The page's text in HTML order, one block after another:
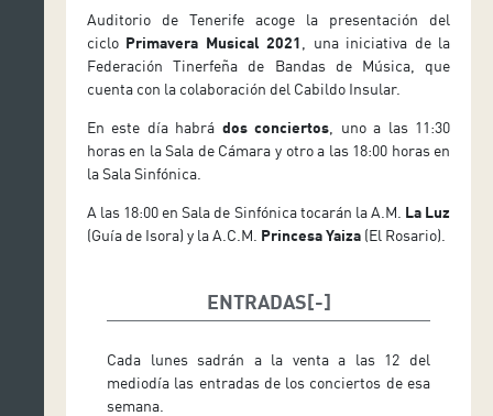
Auditorio de Tenerife acoge la presentación del
ciclo Primavera Musical 2021
, una iniciativa de la
Federación Tinerfeña de Bandas de Música, que
cuenta con la colaboración del Cabildo Insular.
En este día habrá dos conciertos , uno a las 11:30
horas en la Sala de Cámara y otro a las 18:00 horas en
la Sala Sinfónica.
A las 18:00 en Sala de Sinfónica tocarán la A.M. La Luz
(Guía de Isora) y la A.C.M. Princesa Yaiza(El Rosario).
ENTRADAS
Cada lunes sadrán a la venta a las 12 del
mediodía las entradas de los conciertos de esa
semana.